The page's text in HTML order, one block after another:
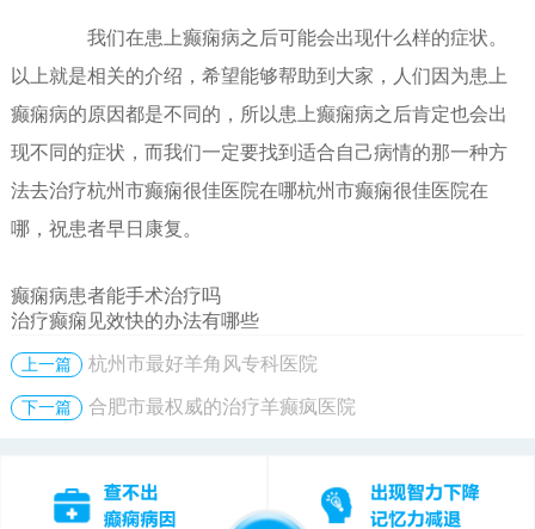
我们在患上癫痫病之后可能会出现什么样的症状。
以上就是相关的介绍，希望能够帮助到大家，人们因为患上
癫痫病的原因都是不同的，所以患上癫痫病之后肯定也会出
现不同的症状，而我们一定要找到适合自己病情的那一种方
法去治疗杭州市癫痫很佳医院在哪杭州市癫痫很佳医院在
哪，祝患者早日康复。
癫痫病患者能手术治疗吗
治疗癫痫见效快的办法有哪些
上一篇 杭州市最好羊角风专科医院
下一篇 合肥市最权威的治疗羊癫疯医院